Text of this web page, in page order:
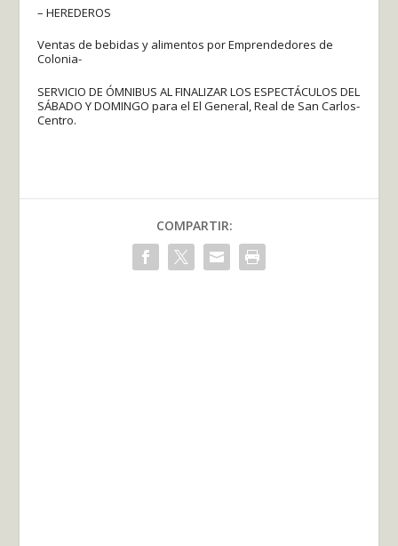
– HEREDEROS
Ventas de bebidas y alimentos por Emprendedores de
Colonia-
SERVICIO DE ÓMNIBUS AL FINALIZAR LOS ESPECTÁCULOS DEL
SÁBADO Y DOMINGO para el El General, Real de San Carlos-
Centro.
COMPARTIR: